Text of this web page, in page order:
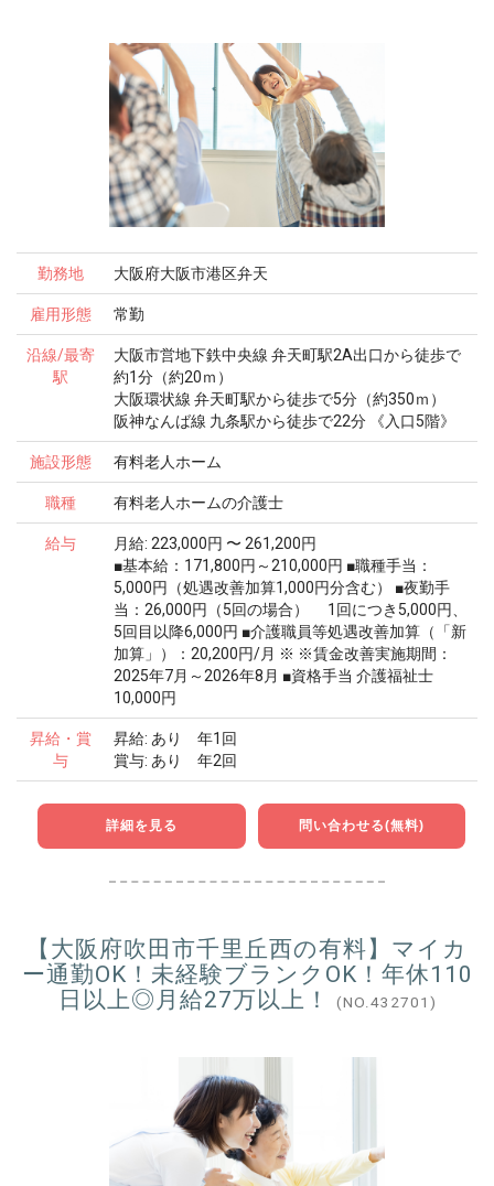
勤務地 大阪府大阪市港区弁天
雇用形態 常勤
沿線/最寄
駅
大阪市営地下鉄中央線 弁天町駅2A出口から徒歩で
約1分（約20ｍ）
大阪環状線 弁天町駅から徒歩で5分（約350ｍ）
阪神なんば線 九条駅から徒歩で22分 《入口5階》
施設形態 有料老人ホーム
職種 有料老人ホームの介護士
給与
月給: 223,000円 〜 261,200円
■基本給：171,800円～210,000円 ■職種手当：
5,000円（処遇改善加算1,000円分含む） ■夜勤手
当：26,000円（5回の場合） 1回につき5,000円、
5回目以降6,000円 ■介護職員等処遇改善加算（「新
加算」）：20,200円/月 ※ ※賃金改善実施期間：
2025年7月～2026年8月 ■資格手当 介護福祉士
10,000円
昇給・賞
与
昇給: あり 年1回
賞与: あり 年2回
詳細を見る 問い合わせる(無料)
【大阪府吹田市千里丘西の有料】マイカ
ー通勤OK！未経験ブランクOK！年休110
日以上◎月給27万以上！
(NO.432701)